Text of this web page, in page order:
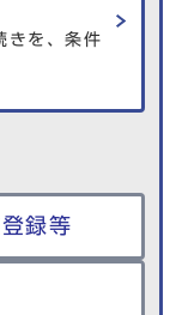
きを、条件
録等